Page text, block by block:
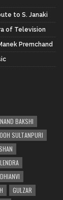
to S. Janaki
of Television
Premchand
BAKSHI
SULTANPURI
GULZAR